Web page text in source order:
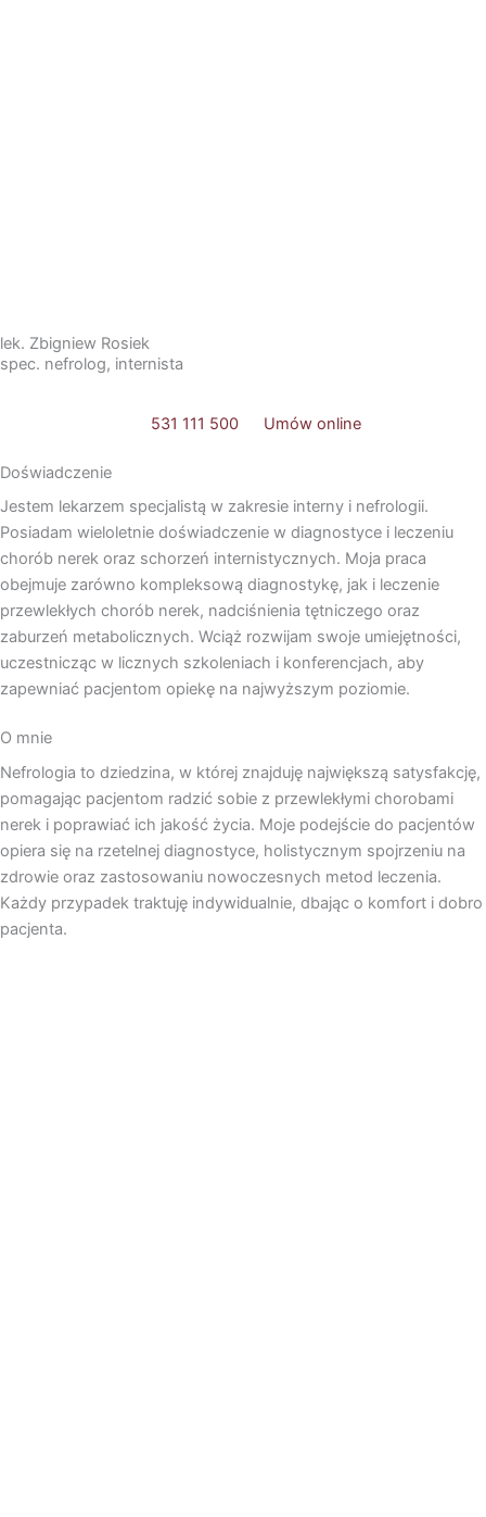
lek. Zbigniew Rosiek
spec. nefrolog, internista
531 111 500 Umów online
Doświadczenie
Jestem lekarzem specjalistą w zakresie interny i nefrologii.
Posiadam wieloletnie doświadczenie w diagnostyce i leczeniu
chorób nerek oraz schorzeń internistycznych. Moja praca
obejmuje zarówno kompleksową diagnostykę, jak i leczenie
przewlekłych chorób nerek, nadciśnienia tętniczego oraz
zaburzeń metabolicznych. Wciąż rozwijam swoje umiejętności,
uczestnicząc w licznych szkoleniach i konferencjach, aby
zapewniać pacjentom opiekę na najwyższym poziomie.
O mnie
Nefrologia to dziedzina, w której znajduję największą satysfakcję,
pomagając pacjentom radzić sobie z przewlekłymi chorobami
nerek i poprawiać ich jakość życia. Moje podejście do pacjentów
opiera się na rzetelnej diagnostyce, holistycznym spojrzeniu na
zdrowie oraz zastosowaniu nowoczesnych metod leczenia.
Każdy przypadek traktuję indywidualnie, dbając o komfort i dobro
pacjenta.